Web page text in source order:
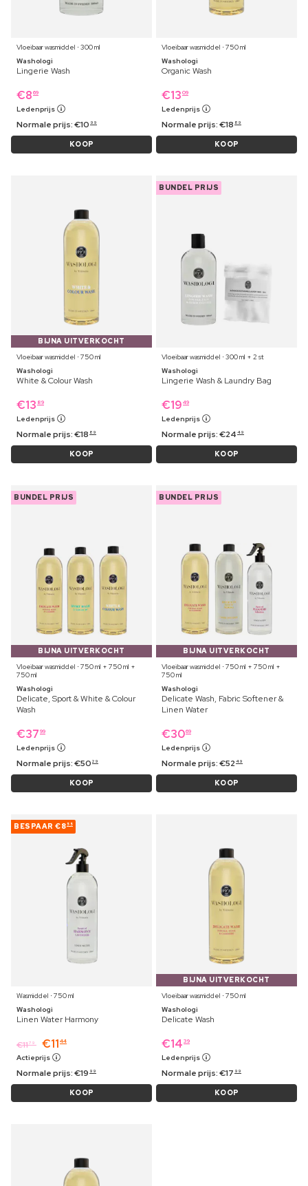
Vloeibaar wasmiddel ⋅ 300 ml
Washologi
Lingerie Wash
€8 69
Ledenprijs
Normale prijs:€10 99
KOOP
Vloeibaar wasmiddel ⋅ 750 ml
Washologi
Organic Wash
€13 09
Ledenprijs
Normale prijs:€18 89
KOOP
BIJNA UITVERKOCHT
Vloeibaar wasmiddel ⋅ 750 ml
Washologi
White & Colour Wash
€13 89
Ledenprijs
Normale prijs:€18 89
KOOP
BUNDEL PRIJS
Vloeibaar wasmiddel ⋅ 300 ml + 2 st
Washologi
Lingerie Wash & Laundry Bag
€19 49
Ledenprijs
Normale prijs:€24 49
KOOP
BUNDEL PRIJS
BIJNA UITVERKOCHT
Vloeibaar wasmiddel ⋅ 750 ml + 750 ml +
750 ml
Washologi
Delicate, Sport & White & Colour
Wash
€37 99
Ledenprijs
Normale prijs:€50 29
KOOP
BUNDEL PRIJS
BIJNA UITVERKOCHT
Vloeibaar wasmiddel ⋅ 750 ml + 750 ml +
750 ml
Washologi
Delicate Wash, Fabric Softener &
Linen Water
€3069
Ledenprijs
Normale prijs:€52 49
KOOP
BESPAAR €8 55
Wasmiddel ⋅ 750 ml
Washologi
Linen Water Harmony
€1179 €11 44
Actieprijs
Normale prijs:€19 99
KOOP
BIJNA UITVERKOCHT
Vloeibaar wasmiddel ⋅ 750 ml
Washologi
Delicate Wash
€14 39
Ledenprijs
Normale prijs:€17 99
KOOP